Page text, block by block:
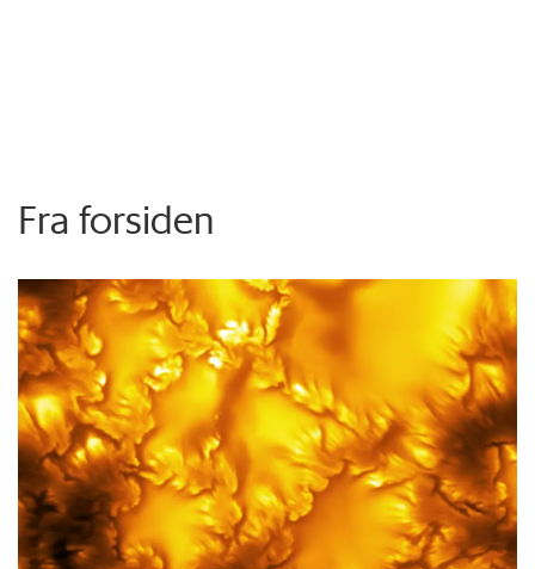
sykdomsforløpet kan påvirkes og bremses.
Fra forsiden